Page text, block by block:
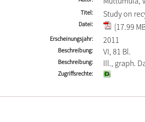
Titel Study on
Datei [17.99
Erscheinungsjahr 2011
Beschreibung VI, 81 Bl.
Beschreibung Ill., graph.
Zugriffsrechte